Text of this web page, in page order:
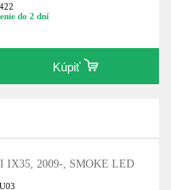
do 2 dní
Kúpiť
IX35, 2009-, SMOKE LED